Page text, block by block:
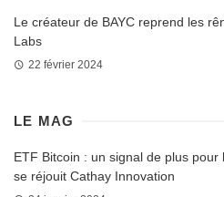
Le créateur de BAYC reprend les
Labs
22 février 2024
LE MAG
ETF Bitcoin : un signal de plus pour
se réjouit Cathay Innovation